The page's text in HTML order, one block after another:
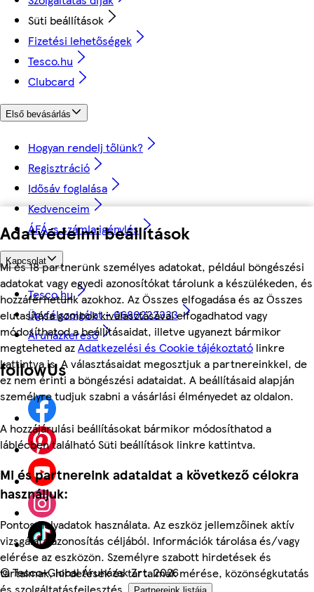
Adatvédelmi beállítások
Mi és 18 partnerünk személyes adatokat, például böngészési
adatokat vagy egyedi azonosítókat tárolunk a készülékeden, és
hozzáférhetünk azokhoz. Az Összes elfogadása és az Összes
elutasítása gombok kiválasztásával elfogadhatod vagy
módosíthatod a beállításaidat, illetve ugyanezt bármikor
megteheted azAdatkezelési és Cookie tájékoztató linkre
kattintva is. A választásaidat megosztjuk a partnereinkkel, de
ez nem érinti a böngészési adataidat. A beállításaid alapján
személyre tudjuk szabni a vásárlási élményedet az oldalon.
A hozzájárulási beállításokat bármikor módosíthatod a
láblécben található Süti beállítások linkre kattintva.
Mi és partnereink adataidat a következő célokra
használjuk:
Pontos helyadatok használata. Az eszköz jellemzőinek aktív
vizsgálata azonosítás céljából. Információk tárolása és/vagy
elérése az eszközön. Személyre szabott hirdetések és
tartalmak, hirdetések és tartalmak mérése, közönségkutatás
Süti beállítások
Fizetési lehetőségek
Tesco.hu
Clubcard
Első bevásárlás
Hogyan rendelj tőlünk?
Regisztráció
Idősáv foglalása
Kedvenceim
ÁFÁ-s számla igénylés
Kapcsolat
Tesco.hu
Ügyfélszolgálat - 0680222333
Áruházkereső
followUs
©Tesco-Global Áruházak Zrt. 2026